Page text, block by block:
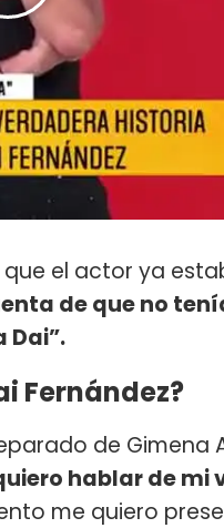
el actor ya
de que no
Dai”.
Fernández?
de Gimena
hablar de
me quiero